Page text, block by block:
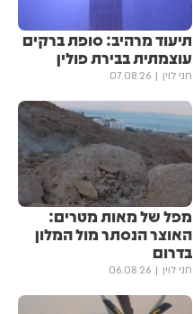
תיעוד מרהיב: סופת ברקים
עוצמתית בבירת פולין
חני לוין 07.08.26
מפל של מאות מטרים:
האוצר הנסתר מול המלון
בדרום
חני לוין 06.08.26